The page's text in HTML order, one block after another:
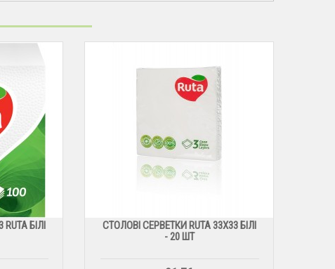
БІЛІ
СТОЛОВІ СЕРВЕТКИ RUTA 33Х33 БІЛІ
- 20 ШТ